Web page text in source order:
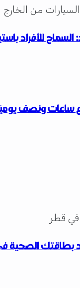
للأفراد
ساعات ونصف
بطاقتك الصحية